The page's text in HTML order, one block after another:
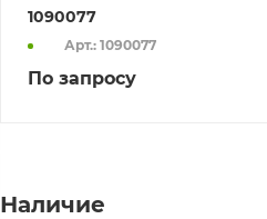
1090077
Арт.: 1090077
По запросу
Наличие